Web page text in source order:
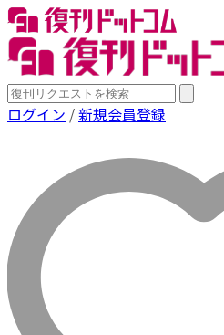
ログイン /新規会員登録